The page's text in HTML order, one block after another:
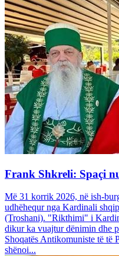
Frank Shkreli: Spaçi
Më 31 korrik 2026, në ish-
udhëhequr nga Kardinali
(Troshani). "Rikthimi" i
dikur ka vuajtur dënimin dhe
Shoqatës Antikomuniste të të
shënoi...